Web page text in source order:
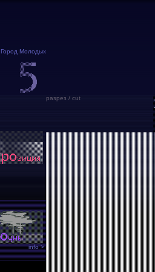
Город Молодых
разрез / cut
info >